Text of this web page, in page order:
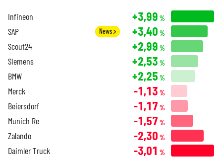
Infineon +3,99 %
SAP News +3,40 %
Scout24 +2,99 %
Siemens +2,53 %
BMW +2,25 %
Merck -1,13 %
Beiersdorf -1,17 %
Munich Re -1,57 %
Zalando -2,30 %
Daimler Truck -3,01 %